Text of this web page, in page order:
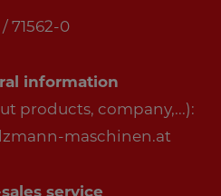
71562-0
information
products, company,...):
maschinen.at
service